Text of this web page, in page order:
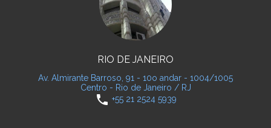
RIO DE JANEIRO
Av. Almirante Barroso, 91 - 10o andar - 1004/1005
Centro - Rio de Janeiro / RJ
phone +55 21 2524 5939